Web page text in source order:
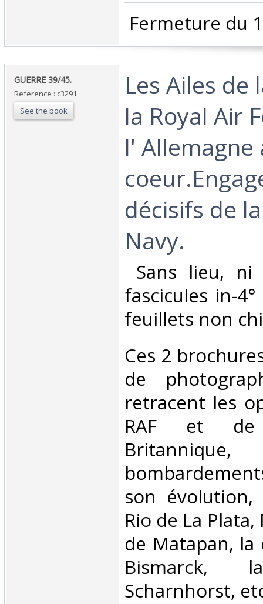
Fermeture du
‎GUERRE 39/45.‎
Reference : c3291
See the book
‎Les Ailes de
la Royal Air
l' Allemagne
décisifs de
Navy.‎
Sans lieu,
fascicules in-
feuillets non
‎Ces 2
de
retracent les
RAF et
son
Rio de La
de Matapan,
Scharnhorst,